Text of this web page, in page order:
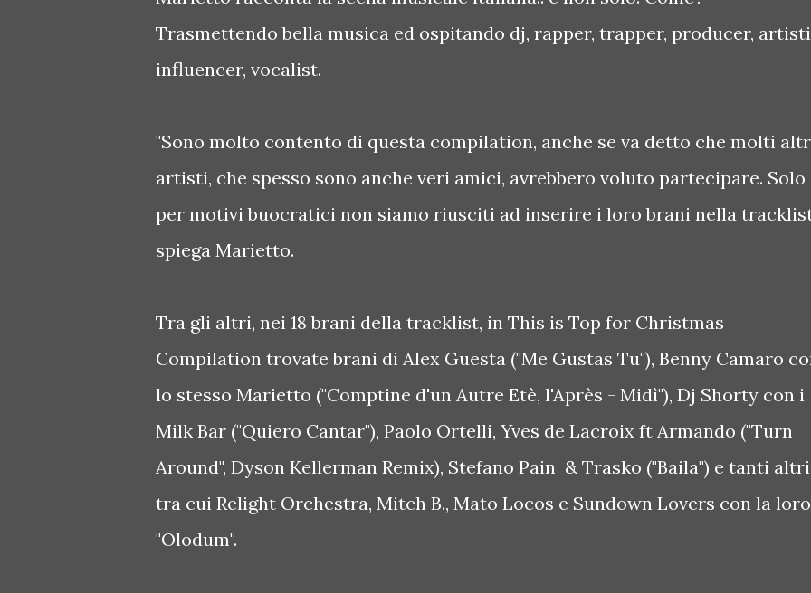
Trasmettendo bella musica ed ospitando dj, rapper, trapper, producer,
influencer, vocalist.
"Sono molto contento di questa compilation, anche se va detto che molti
artisti, che spesso sono anche veri amici, avrebbero voluto partecipare. Solo
per motivi buocratici non siamo riusciti ad inserire i loro brani nella
spiega Marietto.
Tra gli altri, nei 18 brani della tracklist, in This is Top for Christmas
Compilation trovate brani di Alex Guesta ("Me Gustas Tu"), Benny Camaro
lo stesso Marietto ("Comptine d'un Autre Etè, l'Après - Midì"), Dj Shorty con i
Milk Bar ("Quiero Cantar"), Paolo Ortelli, Yves de Lacroix ft Armando ("Turn
Around", Dyson Kellerman Remix), Stefano Pain & Trasko ("Baila") e tanti altri
tra cui Relight Orchestra, Mitch B., Mato Locos e Sundown Lovers con la loro
"Olodum".